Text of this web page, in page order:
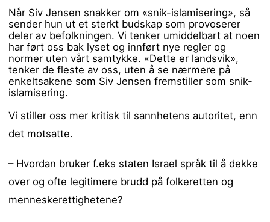
Når Siv Jensen snakker om «snik-islamisering», så
sender hun ut et sterkt budskap som provoserer
deler av befolkningen. Vi tenker umiddelbart at noen
har ført oss bak lyset og innført nye regler og
normer uten vårt samtykke. «Dette er landsvik»,
tenker de fleste av oss, uten å se nærmere på
enkeltsakene som Siv Jensen fremstiller som snik-
islamisering.
Vi stiller oss mer kritisk til sannhetens autoritet, enn
det motsatte.
– Hvordan bruker f.eks staten Israel språk til å dekke
over og ofte legitimere brudd på folkeretten og
menneskerettighetene?